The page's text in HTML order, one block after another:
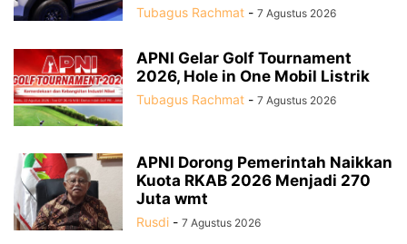
Tubagus Rachmat - 7 Agustus 2026
APNI Gelar Golf Tournament
2026, Hole in One Mobil Listrik
Tubagus Rachmat - 7 Agustus 2026
APNI Dorong Pemerintah Naikkan
Kuota RKAB 2026 Menjadi 270
Juta wmt
Rusdi - 7 Agustus 2026